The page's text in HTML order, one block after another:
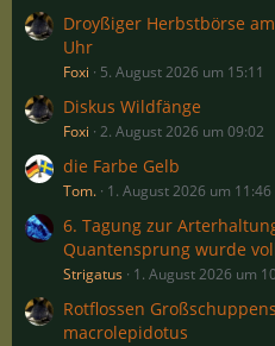
Droyßiger Herbstbörse
Uhr
Foxi 5. August 2026 um 15:11
Diskus Wildfänge
Foxi 2. August 2026 um 09:02
die Farbe Gelb
Tom. 1. August 2026 um 11:46
6. Tagung zur
Quantensprung wurde
Strigatus 1. August 2026 um
Rotflossen
macrolepidotus